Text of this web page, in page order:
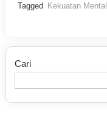
Tagged Kekuatan Mental
Cari